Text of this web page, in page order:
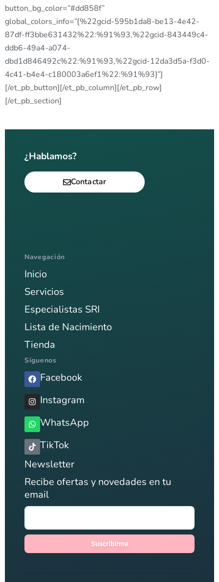
button_bg_color=”#dd858f”
global_colors_info=”{%22gcid-595b1da8-be13-4e42-
87df-ff3bbe631432%22:%91%93,%22gcid-843449c4-
ddb6-49a4-a074-
dbd1d846492c%22:%91%93,%22gcid-12da3d5a-f3d0-
4c41-b4e4-c180003a6ef1%22:%91%93}”]
[/et_pb_button][/et_pb_column][/et_pb_row]
[/et_pb_section]
¿Hablamos?
Contactar
Navegación
Inicio
Servicios
Especialistas SRI
Lista de Nacimiento
Tienda
Síguenos
Facebook
Instagram
WhatsApp
TikTok
Newsletter
Recibe ofertas y novedades en tu
email
Suscribirme